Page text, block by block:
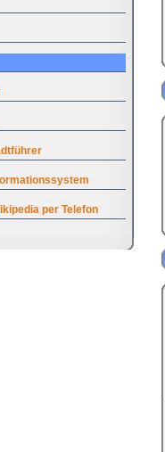
per Telefon